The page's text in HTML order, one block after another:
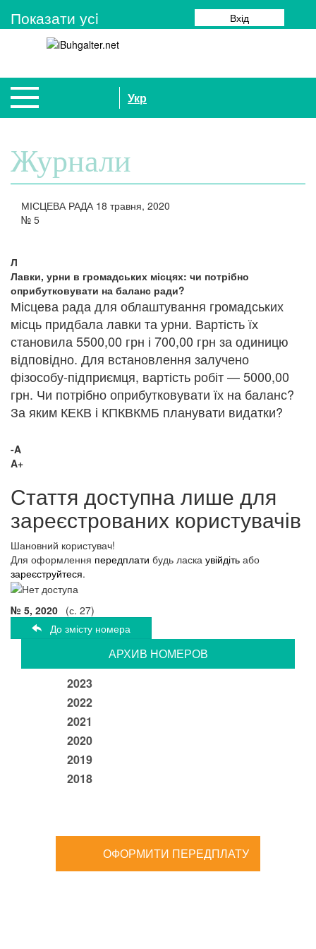
Показати усi Вхід
Укр
Журнали
МІСЦЕВА РАДА 18 травня, 2020
№ 5
Л
Лавки, урни в громадських місцях: чи потрібно
оприбутковувати на баланс ради?
Місцева рада для облаштування громадських
місць придбала лавки та урни. Вартість їх
становила 5500,00 грн і 700,00 грн за одиницю
відповідно. Для встановлення залучено
фізособу-підприємця, вартість робіт — 5000,00
грн. Чи потрібно оприбутковувати їх на баланс?
За яким КЕКВ і КПКВКМБ планувати видатки?
-A
A+
Стаття доступна лише для
зареєстрованих користувачів
Шановний користувач!
Для оформлення передплати будь ласка увійдіть або
зареєструйтеся.
№ 5, 2020 (с. 27)
До змісту номера
АРХИВ НОМЕРОВ
2023
2022
2021
2020
2019
2018
ОФОРМИТИ ПЕРЕДПЛАТУ